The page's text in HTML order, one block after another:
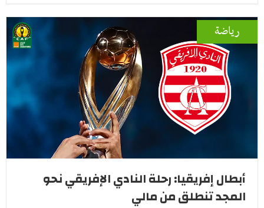
رياضة
أبطال إفريقيا: رحلة النادي الإفريقي نحو
المجد تنطلق من مالي